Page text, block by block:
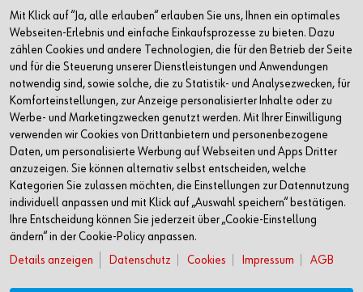
+49 7940 15-2400
info@wuerth.com
Verkauf nur an Unternehmer, Gewerbetreibende, Freiberufler und öffentliche
Mit Klick auf “Ja, alle erlauben“ erlauben Sie uns, Ihnen ein optimales
Webseiten-Erlebnis und einfache Einkaufsprozesse zu bieten. Dazu
zählen Cookies und andere Technologien, die für den Betrieb der Seite
und für die Steuerung unserer Dienstleistungen und Anwendungen
notwendig sind, sowie solche, die zu Statistik- und Analysezwecken, für
Komforteinstellungen, zur Anzeige personalisierter Inhalte oder zu
Werbe- und Marketingzwecken genutzt werden. Mit Ihrer Einwilligung
verwenden wir Cookies von Drittanbietern und personenbezogene
Daten, um personalisierte Werbung auf Webseiten und Apps Dritter
anzuzeigen. Sie können alternativ selbst entscheiden, welche
Kategorien Sie zulassen möchten, die Einstellungen zur Datennutzung
individuell anpassen und mit Klick auf „Auswahl speichern“ bestätigen.
Ihre Entscheidung können Sie jederzeit über „Cookie-Einstellung
ändern“ in der Cookie-Policy anpassen.
Details anzeigen
Datenschutz Cookies Impressum AGB